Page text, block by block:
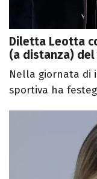
Diletta Leotta
(a distanza)
Nella giornata di
sportiva ha